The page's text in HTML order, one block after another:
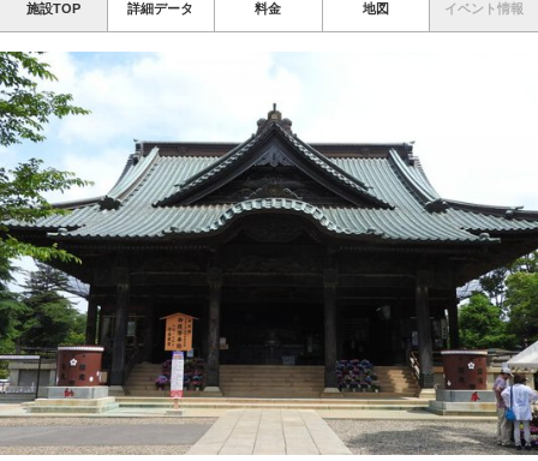
施設TOP 詳細データ 料金 地図 イベント情報